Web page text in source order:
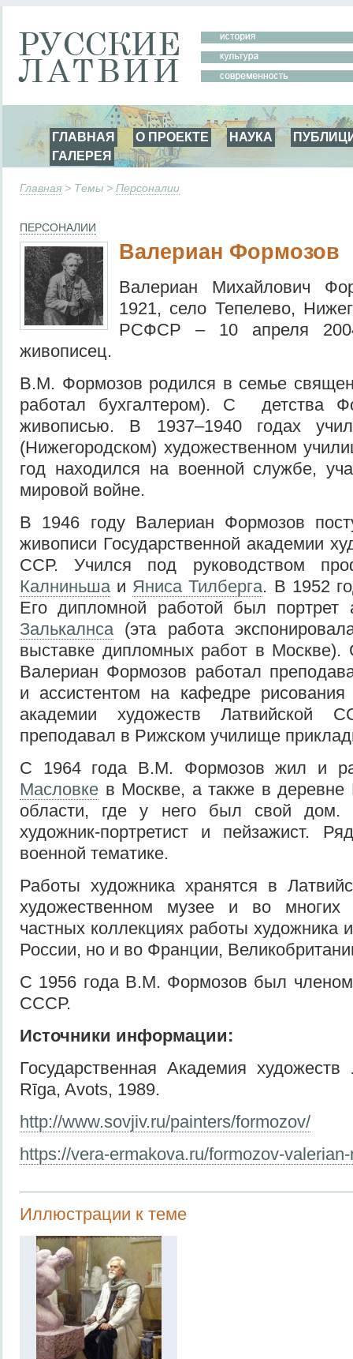
ГЛАВНАЯ О ПРОЕКТЕ НАУКА
ГАЛЕРЕЯ
Главная > Темы > Персоналии
ПЕРСОНАЛИИ
Валериан Формозов
Валериан Михайлович
1921, село Тепелево,
РСФСР – 10 апреля
живописец.
В.М. Формозов родился в семье
работал бухгалтером). С детства
живописью. В 1937–1940 годах
(Нижегородском) художественном
год находился на военной службе,
мировой войне.
В 1946 году Валериан Формозов
живописи Государственной академии
ССР. Учился под руководством
Калниньша и Яниса Тилберга. В 1952
Его дипломной работой был портрет
Залькалнса (эта работа
выставке дипломных работ в Москве).
Валериан Формозов работал
и ассистентом на кафедре рисования
академии художеств Латвийской
преподавал в Рижском училище
С 1964 года В.М. Формозов жил и
Масловке в Москве, а также в деревне
области, где у него был свой дом.
художник-портретист и пейзажист.
военной тематике.
Работы художника хранятся в
художественном музее и во
частных коллекциях работы художника
России, но и во Франции,
С 1956 года В.М. Формозов был
СССР.
Источники информации:
Государственная Академия
Rīga, Avots, 1989.
http://www.sovjiv.ru/painters/formozov/
https://vera-ermakova.ru/formozov-
Иллюстрации к теме